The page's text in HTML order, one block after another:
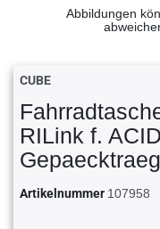
Abbildungen
CUBE
RILink f.
Artikelnummer 107958